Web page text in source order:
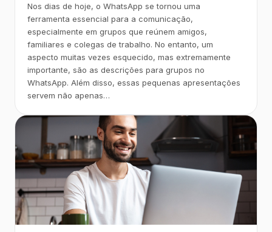
Nos dias de hoje, o WhatsApp se tornou uma
ferramenta essencial para a comunicação,
especialmente em grupos que reúnem amigos,
familiares e colegas de trabalho. No entanto, um
aspecto muitas vezes esquecido, mas extremamente
importante, são as descrições para grupos no
WhatsApp. Além disso, essas pequenas apresentações
servem não apenas…